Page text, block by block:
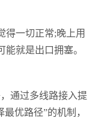
一切正常;晚上用
就是出口拥塞。
通过多线路接入提
优路径”的机制，